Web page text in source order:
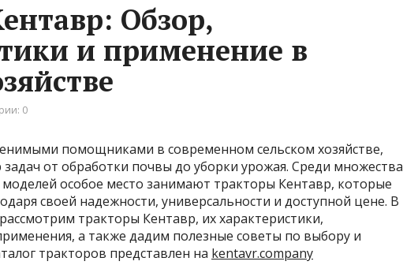
Обзор,
и применение в
0
помощниками в современном сельском хозяйстве,
от обработки почвы до уборки урожая. Среди множества
особое место занимают тракторы Кентавр, которые
своей надежности, универсальности и доступной цене. В
тракторы Кентавр, их характеристики,
а также дадим полезные советы по выбору и
тракторов представлен на kentavr.company